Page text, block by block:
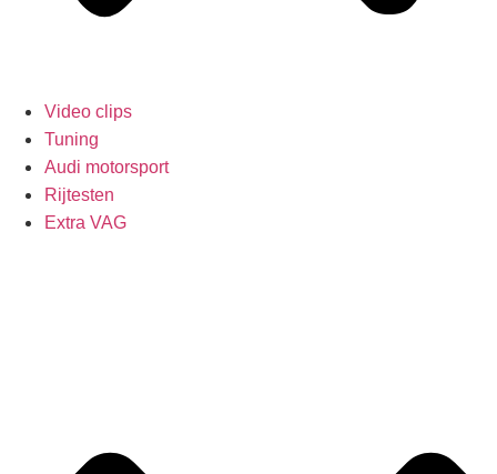
Video clips
Tuning
Audi motorsport
Rijtesten
Extra VAG